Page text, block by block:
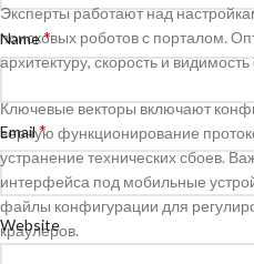
Эксперты работают над
поисковых роботов с порталом.
архитектуру, скорость и
Ключевые векторы включают
верную функционирование
устранение технических сбоев.
интерфейса под мобильные
файлы конфигурации для
краулеров.
Name*
Email*
Website